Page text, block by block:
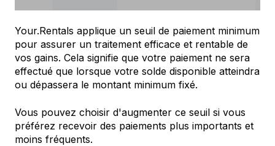
Your.Rentals applique un seuil de paiement minimum
pour assurer un traitement efficace et rentable de
vos gains. Cela signifie que votre paiement ne sera
effectué que lorsque votre solde disponible atteindra
ou dépassera le montant minimum fixé.
Vous pouvez choisir d'augmenter ce seuil si vous
préférez recevoir des paiements plus importants et
moins fréquents.